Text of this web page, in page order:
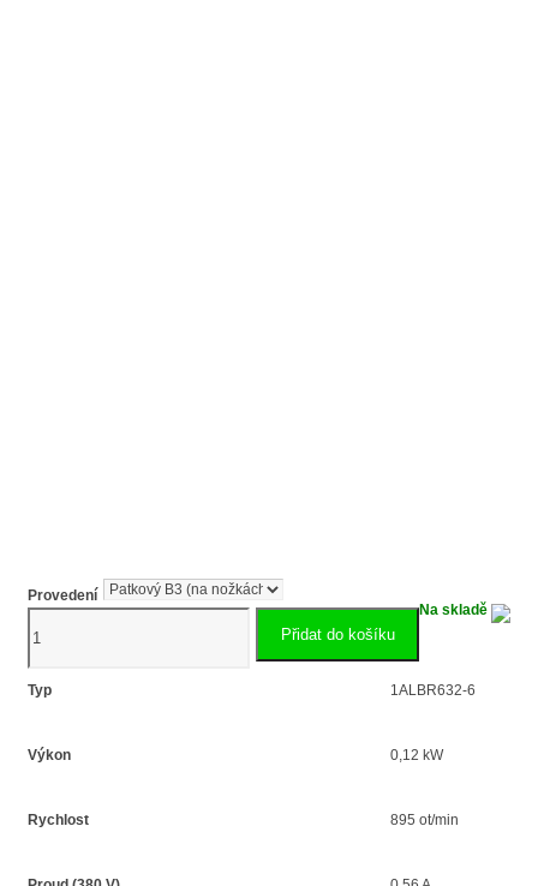
Provedení
Na skladě
brzdou
0.12kW
množství
Přidat do košíku
Typ 1ALBR632-6
Výkon 0,12 kW
Rychlost 895 ot/min